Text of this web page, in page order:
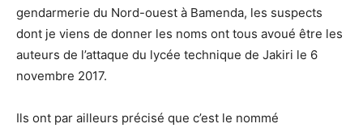
gendarmerie du Nord-ouest à Bamenda, les suspects
dont je viens de donner les noms ont tous avoué être les
auteurs de l’attaque du lycée technique de Jakiri le 6
novembre 2017.
Ils ont par ailleurs précisé que c’est le nommé